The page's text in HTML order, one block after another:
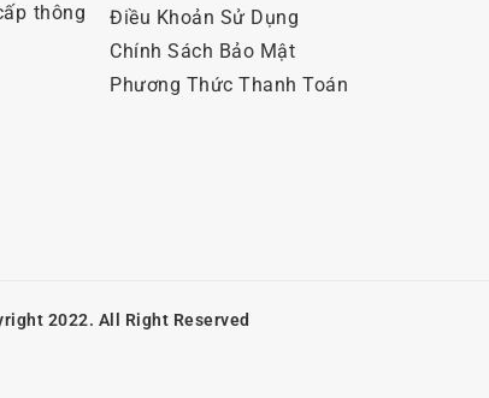
thông
Điều Khoản Sử Dụng
Chính Sách Bảo Mật
Phương Thức Thanh Toán
2022. All Right Reserved